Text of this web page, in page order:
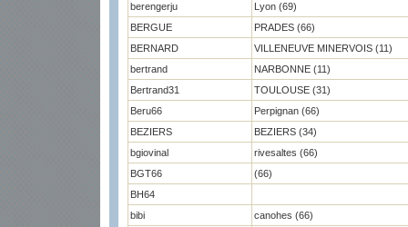
berengerju
Lyon (69)
BERGUE
PRADES (66)
BERNARD
VILLENEUVE MINERVOIS (11)
bertrand
NARBONNE (11)
Bertrand31
TOULOUSE (31)
Beru66
Perpignan (66)
BEZIERS
BEZIERS (34)
bgiovinal
rivesaltes (66)
BGT66
(66)
BH64
bibi
canohes (66)